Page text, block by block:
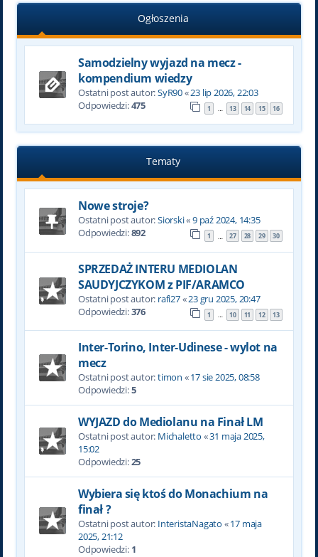
Ogłoszenia
Samodzielny wyjazd na mecz -
kompendium wiedzy
Ostatni post autor:SyR90«23 lip 2026, 22:03
Odpowiedzi:475 1 … 13 14 15 16
Tematy
Nowe stroje?
Ostatni post autor:Siorski«9 paź 2024, 14:35
Odpowiedzi:892 1 … 27 28 29 30
SPRZEDAŻ INTERU MEDIOLAN
SAUDYJCZYKOM z PIF/ARAMCO
Ostatni post autor: rafi27«23 gru 2025, 20:47
Odpowiedzi:376 1 … 10 11 12 13
Inter-Torino, Inter-Udinese - wylot na
mecz
Ostatni post autor:timon «17 sie 2025, 08:58
Odpowiedzi:5
WYJAZD do Mediolanu na Finał LM
Ostatni post autor: Michaletto «31 maja 2025,
15:02
Odpowiedzi:25
Wybiera się ktoś do Monachium na
finał ?
Ostatni post autor: InteristaNagato «17 maja
2025, 21:12
Odpowiedzi: 1